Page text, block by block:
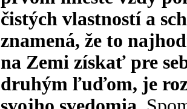
čistých vlastností a
znamená, že to
na Zemi získať pre
druhým ľuďom, je